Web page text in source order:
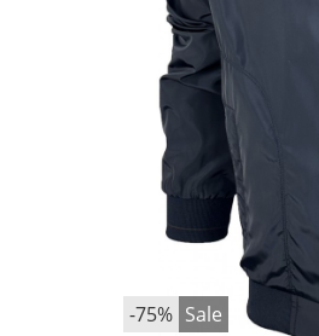
-75% Sale